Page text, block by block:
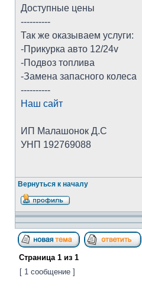
Доступные цены
----------
Так же оказываем услуги:
-Прикурка авто 12/24v
-Подвоз топлива
-Замена запасного колеса
----------
Наш сайт
ИП Малашонок Д.С
УНП 192769088
Вернуться к началу
Страница 1 из 1
[ 1 сообщение ]